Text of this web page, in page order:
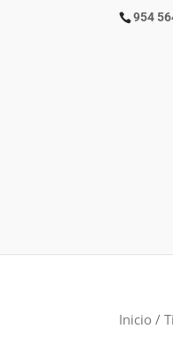
954
Inicio /